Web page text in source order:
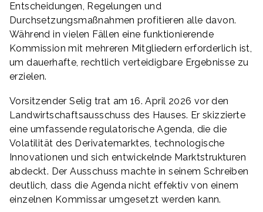
Entscheidungen, Regelungen und
Durchsetzungsmaßnahmen profitieren alle davon.
Während in vielen Fällen eine funktionierende
Kommission mit mehreren Mitgliedern erforderlich ist,
um dauerhafte, rechtlich verteidigbare Ergebnisse zu
erzielen.
Vorsitzender Selig trat am 16. April 2026 vor den
Landwirtschaftsausschuss des Hauses. Er skizzierte
eine umfassende regulatorische Agenda, die die
Volatilität des Derivatemarktes, technologische
Innovationen und sich entwickelnde Marktstrukturen
abdeckt. Der Ausschuss machte in seinem Schreiben
deutlich, dass die Agenda nicht effektiv von einem
einzelnen Kommissar umgesetzt werden kann.